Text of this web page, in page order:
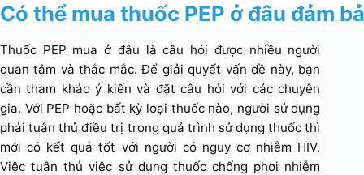
Có thể mua thuốc PEP ở đâu đảm
Thuốc PEP mua ở đâu là câu hỏi được nhiều người
quan tâm và thắc mắc. Để giải quyết vấn đề này, bạn
cần tham khảo ý kiến và đặt câu hỏi với các ​​chuyên
gia. Với PEP hoặc bất kỳ loại thuốc nào, người sử dụng
phải tuân thủ điều trị trong quá trình sử dụng thuốc thì
mới có kết quả tốt với người có nguy cơ nhiễm HIV.
Việc tuân thủ việc sử dụng thuốc chống phơi nhiễm